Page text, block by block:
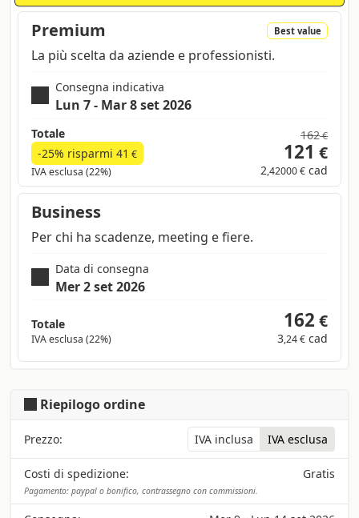
Premium Best value
La più scelta da aziende e professionisti.
Consegna indicativa
Lun 7 - Mar 8 set 2026
Totale
-25% risparmi 41 €
IVA esclusa (22%)
162€
121 €
2,42000 € cad
Business
Per chi ha scadenze, meeting e fiere.
Data di consegna
Mer 2 set 2026
Totale
IVA esclusa (22%)
162 €
3,24 € cad
Riepilogo ordine
Prezzo: IVA inclusa IVA esclusa
Costi di spedizione: Gratis
Pagamento: paypal o bonifico, contrassegno con commissioni.